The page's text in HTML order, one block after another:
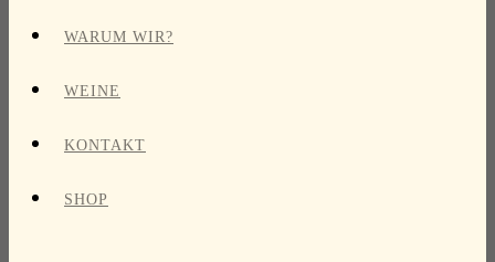
WARUM WIR?
WEINE
KONTAKT
SHOP